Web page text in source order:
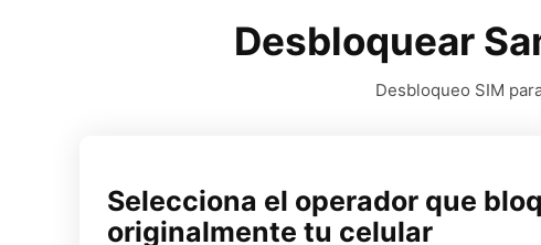
Desbloquear
Desbloqueo SIM
Selecciona el operador que
originalmente tu celular